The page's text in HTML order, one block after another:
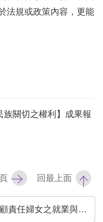
法規或政策內容，更能
族關切之權利】成果報
回最上面
業與經濟安全」工作計畫執行成果報告